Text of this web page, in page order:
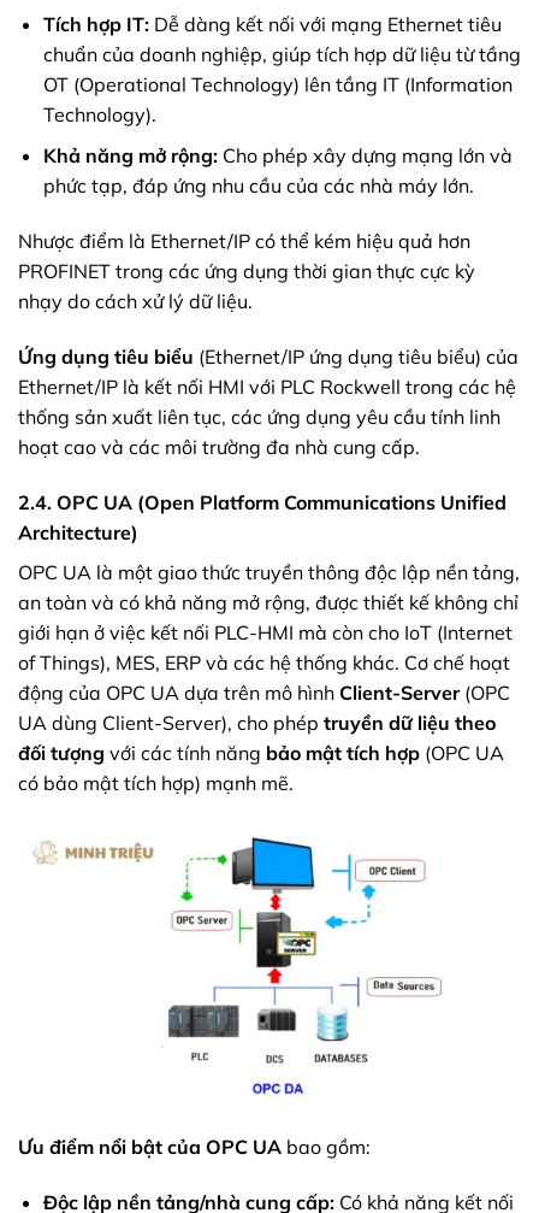
Tích hợp IT:Dễ dàng kết nối với mạng Ethernet tiêu
chuẩn của doanh nghiệp, giúp tích hợp dữ liệu từ tầng
OT (Operational Technology) lên tầng IT (Information
Technology).
Khả năng mở rộng:Cho phép xây dựng mạng lớn và
phức tạp, đáp ứng nhu cầu của các nhà máy lớn.
Nhược điểm là Ethernet/IP có thể kém hiệu quả hơn
PROFINET trong các ứng dụng thời gian thực cực kỳ
nhạy do cách xử lý dữ liệu.
Ứng dụng tiêu biểu (Ethernet/IP ứng dụng tiêu biểu) của
Ethernet/IP là kết nối HMI với PLC Rockwell trong các hệ
thống sản xuất liên tục, các ứng dụng yêu cầu tính linh
hoạt cao và các môi trường đa nhà cung cấp.
2.4. OPC UA (Open Platform Communications Unified
Architecture)
OPC UA là một giao thức truyền thông độc lập nền tảng,
an toàn và có khả năng mở rộng, được thiết kế không chỉ
giới hạn ở việc kết nối PLC-HMI mà còn cho IoT (Internet
of Things), MES, ERP và các hệ thống khác. Cơ chế hoạt
động của OPC UA dựa trên mô hình Client-Server(OPC
UA dùng Client-Server), cho phép truyền dữ liệu theo
đối tượng với các tính năng bảo mật tích hợp (OPC UA
có bảo mật tích hợp) mạnh mẽ.
Ưu điểm nổi bật của OPC UA bao gồm:
Độc lập nền tảng/nhà cung cấp:Có khả năng kết nối